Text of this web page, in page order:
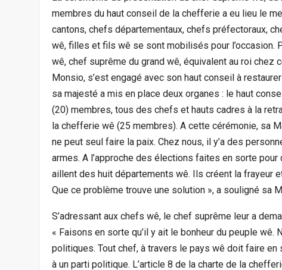
membres du haut conseil de la chefferie a eu lieu le
cantons, chefs départementaux, chefs préfectoraux,
wê, filles et fils wê se sont mobilisés pour
wê, chef suprême du grand wê, équivalent au roi chez
Monsio, s’est engagé avec son haut conseil à
sa majesté a mis en place deux organes : le haut
(20) membres, tous des chefs et hauts cadres à la
la chefferie wê (25 membres). A cette cérémonie, sa
ne peut seul faire la paix. Chez nous, il y’a des
armes. A l’approche des élections faites en sorte
aillent des huit départements wê. Ils créent la frayeur
Que ce problème trouve une solution », a souligné sa
S’adressant aux chefs wê, le chef suprême leur a
« Faisons en sorte qu’il y ait le bonheur du peuple
politiques. Tout chef, à travers le pays wê doit faire
à un parti politique. L’article 8 de la charte de la